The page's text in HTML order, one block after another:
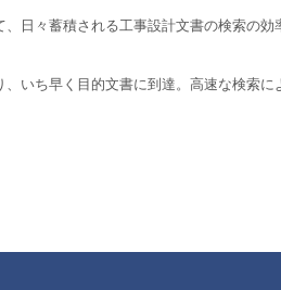
日々蓄積される工事設計文書の検索の効
いち早く目的文書に到達。高速な検索に